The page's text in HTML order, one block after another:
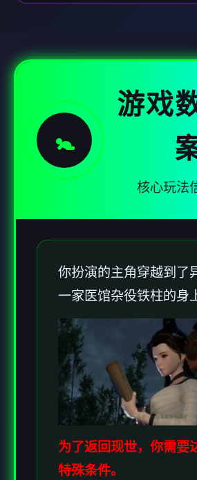
🚼
游戏
核心玩法
你扮演的主角穿越到了
一家医馆杂役铁柱的身
为了返回现世，你需要
特殊条件。